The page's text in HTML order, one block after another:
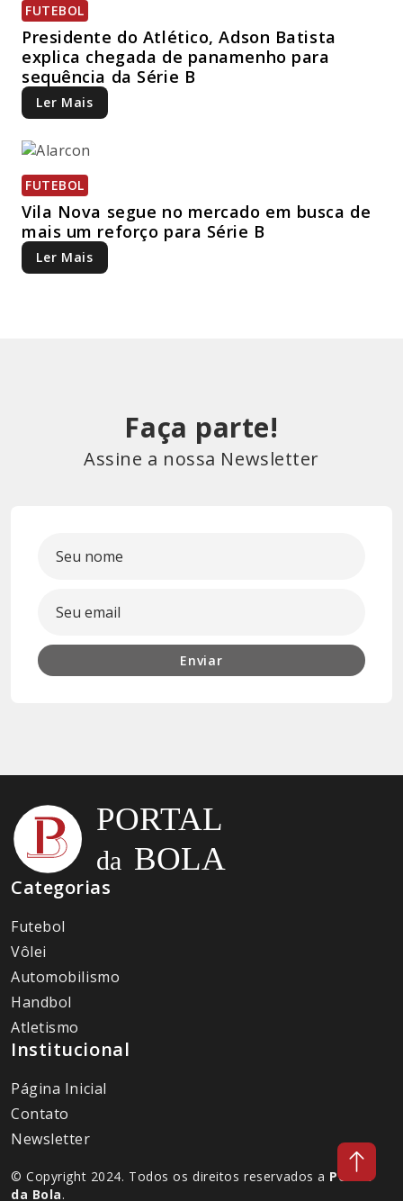
FUTEBOL
Presidente do Atlético, Adson Batista
explica chegada de panamenho para
sequência da Série B
Ler Mais
FUTEBOL
Vila Nova segue no mercado em busca de
mais um reforço para Série B
Ler Mais
Faça parte!
Assine a nossa Newsletter
Enviar
Categorias
Futebol
Vôlei
Automobilismo
Handbol
Atletismo
Institucional
Página Inicial
Contato
Newsletter
© Copyright 2024. Todos os direitos reservados a Portal
da Bola.